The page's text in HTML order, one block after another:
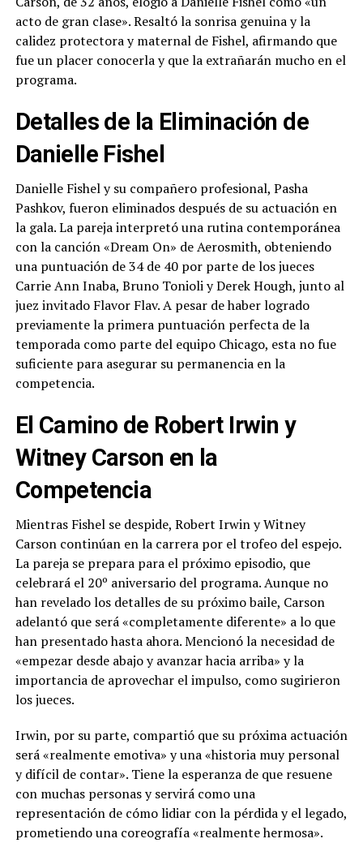
acto de gran clase». Resaltó la sonrisa genuina y la
calidez protectora y maternal de Fishel, afirmando que
fue un placer conocerla y que la extrañarán mucho en el
programa.
Detalles de la Eliminación de
Danielle Fishel
Danielle Fishel y su compañero profesional, Pasha
Pashkov, fueron eliminados después de su actuación en
la gala. La pareja interpretó una rutina contemporánea
con la canción «Dream On» de Aerosmith, obteniendo
una puntuación de 34 de 40 por parte de los jueces
Carrie Ann Inaba, Bruno Tonioli y Derek Hough, junto al
juez invitado Flavor Flav. A pesar de haber logrado
previamente la primera puntuación perfecta de la
temporada como parte del equipo Chicago, esta no fue
suficiente para asegurar su permanencia en la
competencia.
El Camino de Robert Irwin y
Witney Carson en la
Competencia
Mientras Fishel se despide, Robert Irwin y Witney
Carson continúan en la carrera por el trofeo del espejo.
La pareja se prepara para el próximo episodio, que
celebrará el 20º aniversario del programa. Aunque no
han revelado los detalles de su próximo baile, Carson
adelantó que será «completamente diferente» a lo que
han presentado hasta ahora. Mencionó la necesidad de
«empezar desde abajo y avanzar hacia arriba» y la
importancia de aprovechar el impulso, como sugirieron
los jueces.
Irwin, por su parte, compartió que su próxima actuación
será «realmente emotiva» y una «historia muy personal
y difícil de contar». Tiene la esperanza de que resuene
con muchas personas y servirá como una
representación de cómo lidiar con la pérdida y el legado,
prometiendo una coreografía «realmente hermosa».